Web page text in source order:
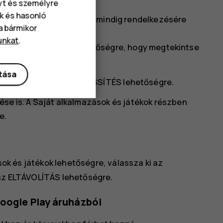
biztosíthatja, hogy mindig rendelkezésére
és játékok
lehetőségre, hogy megtekintse
frissítés, majd a
FRISSÍTÉS lehetőségre.
is. ASaját alkalmazások és játékok részben
és játékoklehetőségre, válassza ki az
ELTÁVOLÍTÁS lehetőségre.
Play áruházból
és személyre
és hasonló
bármikor
.